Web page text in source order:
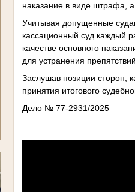
наказание в виде штрафа,
Учитывая допущенные
кассационный суд каждый
качестве основного
для устранения
Заслушав позиции сторон,
принятия итогового
Дело № 77-2931/2025